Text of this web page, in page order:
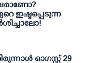
ഇഷ്ടപ്പെടുന്ന
ഓഗസ്റ്റ് 29